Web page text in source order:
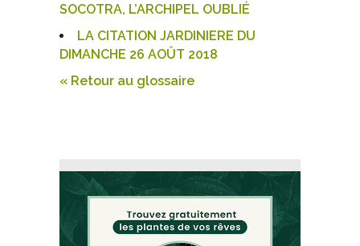
SOCOTRA, L’ARCHIPEL OUBLIÉ
LA CITATION JARDINIERE DU
DIMANCHE 26 AOÛT 2018
« Retour au glossaire